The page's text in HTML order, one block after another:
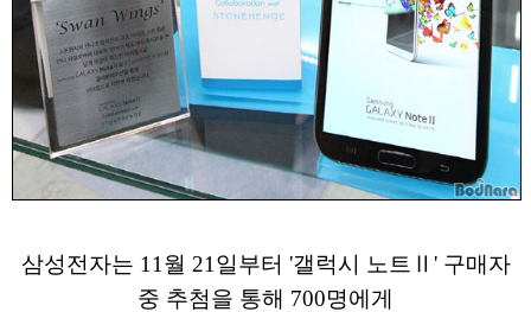
삼성전자는 11월 21일부터 '갤럭시 노트Ⅱ' 구매자
중 추첨을 통해 700명에게